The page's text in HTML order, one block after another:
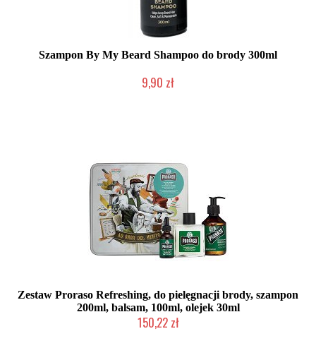
Szampon By My Beard Shampoo do brody 300ml
9,90 zł
Zestaw Proraso Refreshing, do pielęgnacji brody, szampon
200ml, balsam, 100ml, olejek 30ml
150,22 zł